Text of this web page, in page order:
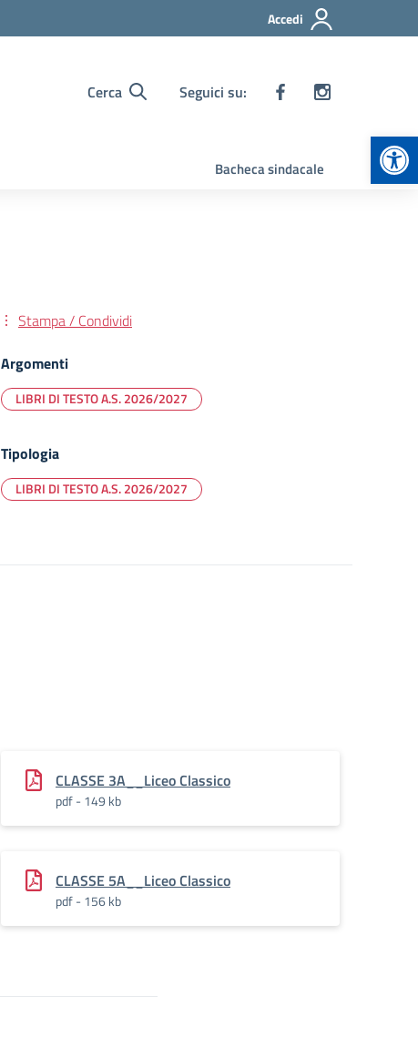
Accedi
Cerca Seguici su:
Bacheca sindacale
Stampa / Condividi
Argomenti
LIBRI DI TESTO A.S. 2026/2027
Tipologia
LIBRI DI TESTO A.S. 2026/2027
CLASSE 3A__Liceo Classico
pdf - 149 kb
CLASSE 5A__Liceo Classico
pdf - 156 kb